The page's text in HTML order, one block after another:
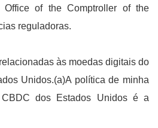
Office of the Comptroller of the
reguladoras.
às moedas digitais do
Unidos.(a)A política de minha
dos Estados Unidos é a